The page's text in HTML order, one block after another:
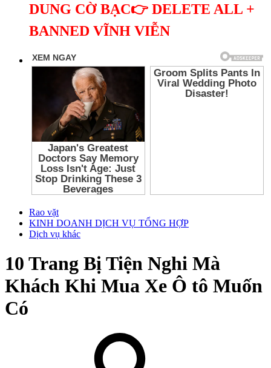
DUNG CỜ BẠC👉 DELETE ALL +
BANNED VĨNH VIỄN
Rao vặt
KINH DOANH DỊCH VỤ TỔNG HỢP
Dịch vụ khác
10 Trang Bị Tiện Nghi Mà
Khách Khi Mua Xe Ô tô Muốn
Có